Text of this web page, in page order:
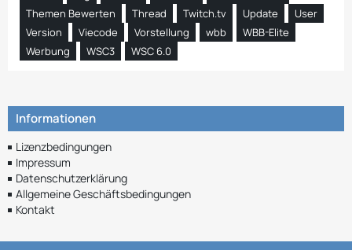
Themen Bewerten
Thread Twitch.tv Update
User
Version
Viecode Vorstellung wbb
WBB-Elite
Werbung
WSC3 WSC 6.0
Informationen
Lizenzbedingungen
Impressum
Datenschutzerklärung
Allgemeine Geschäftsbedingungen
Kontakt